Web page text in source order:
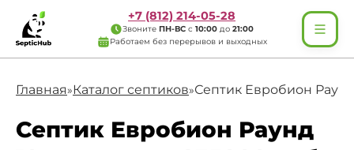
+7 (812) 214-05-28
Звоните ПН-ВС с 10:00 до 21:00
Работаем без перерывов и выходных
Главная»Каталог септиков»Септик Евробион
Септик Евробион Раунд